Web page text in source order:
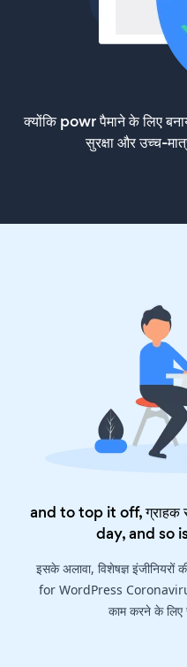
क्योंकि powr पैमाने के लिए
सुरक्षा और उच्च-
and to top it off, ग्राहक
day, and so
इसके अलावा, विशेषज्ञ
for WordPress
काम करने के लिए